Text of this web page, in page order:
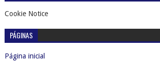
Cookie Notice
PÁGINAS
Página inicial